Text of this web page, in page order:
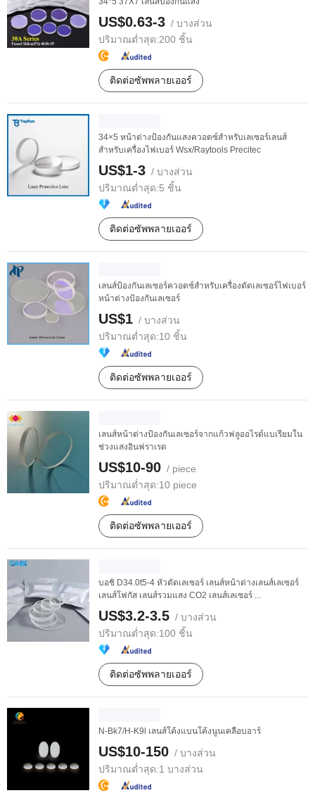
US$0.63-3 / บางส่วน
ปริมาณต่ำสุด:200 ชิ้น
ติดต่อซัพพลายเออร์
34×5 หน้าต่างป้องกันแสงควอตซ์สำหรับเลเซอร์เลนส์
สำหรับเครื่องไฟเบอร์ Wsx/Raytools Precitec
US$1-3 / บางส่วน
ปริมาณต่ำสุด:5 ชิ้น
ติดต่อซัพพลายเออร์
เลนส์ป้องกันเลเซอร์ควอตซ์สำหรับเครื่องตัดเลเซอร์ไฟเบอร์
หน้าต่างป้องกันเลเซอร์
US$1 / บางส่วน
ปริมาณต่ำสุด:10 ชิ้น
ติดต่อซัพพลายเออร์
เลนส์หน้าต่างป้องกันเลเซอร์จากแก้วฟลูออไรด์แบเรียมใน
ช่วงแสงอินฟราเรด
US$10-90 / piece
ปริมาณต่ำสุด:10 piece
ติดต่อซัพพลายเออร์
บอชิ D34.0t5-4 หัวตัดเลเซอร์ เลนส์หน้าต่างเลนส์เลเซอร์
เลนส์โฟกัส เลนส์รวมแสง CO2 เลนส์เลเซอร์ ...
US$3.2-3.5 / บางส่วน
ปริมาณต่ำสุด:100 ชิ้น
ติดต่อซัพพลายเออร์
N-Bk7/H-K9l เลนส์โค้งแบนโค้งนูนเคลือบอาร์
US$10-150 / บางส่วน
ปริมาณต่ำสุด:1 บางส่วน